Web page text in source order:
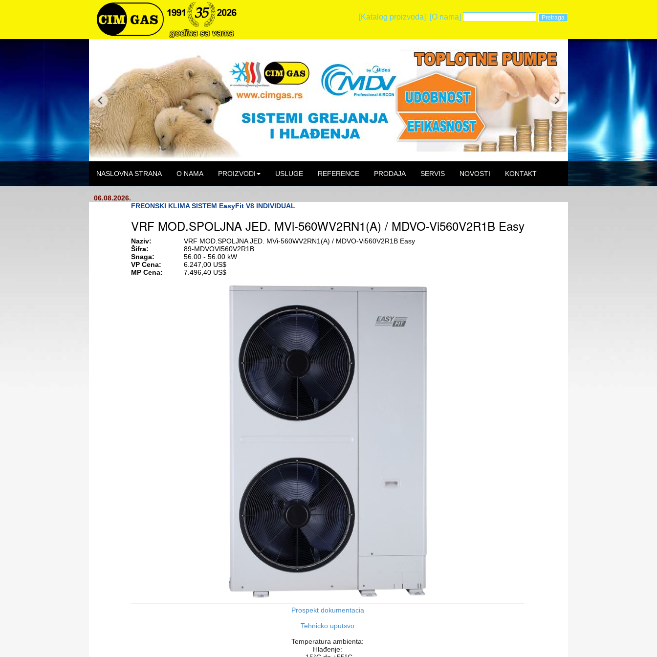
[Katalog proizvoda] [O nama]
NASLOVNA STRANA O NAMA PROIZVODI USLUGE REFERENCE PRODAJA SERVIS NOVOSTI KONTAKT
06.08.2026.
FREONSKI KLIMA SISTEM EasyFit V8 INDIVIDUAL
VRF MOD.SPOLJNA JED. MVi-560WV2RN1(A) / MDVO-Vi560V2R1B Easy
Naziv:
VRF MOD.SPOLJNA JED. MVi-560WV2RN1(A) / MDVO-Vi560V2R1B Easy
Šifra:
89-MDVOVI560V2R1B
Snaga:
56.00 - 56.00 kW
VP Cena:
6.247,00 US$
MP Cena:
7.496,40 US$
Prospekt dokumentacia
Tehnicko uputsvo
Temperatura ambienta:
Hlađenje: